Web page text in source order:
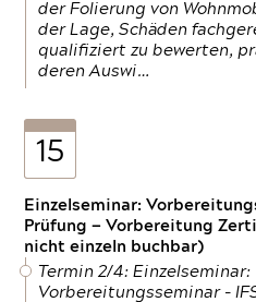
der Folierung von
der Lage, Schäden
qualifiziert zu bewerten,
deren Auswi…
15
Einzelseminar:
Prüfung — Vorbereitung
nicht einzeln buchbar)
Termin 2/4: Einzelseminar:
Vorbereitungsseminar -